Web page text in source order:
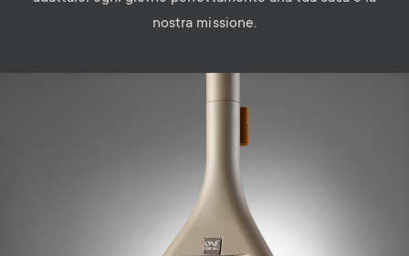
nostra missione.